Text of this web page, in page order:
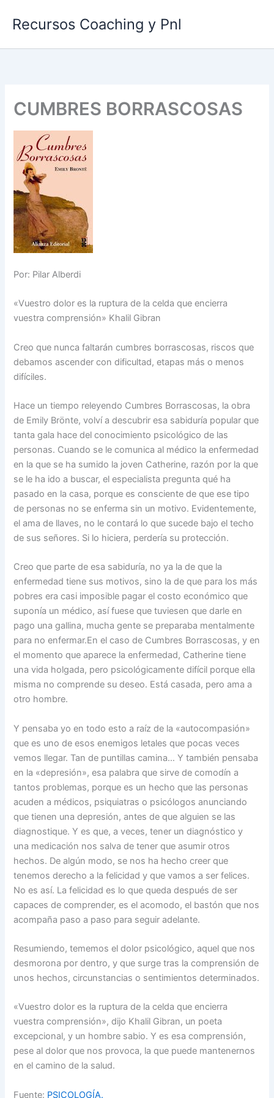
Recursos Coaching y Pnl
CUMBRES BORRASCOSAS
Por: Pilar Alberdi
«Vuestro dolor es la ruptura de la celda que encierra
vuestra comprensión» Khalil Gibran
Creo que nunca faltarán cumbres borrascosas, riscos que
debamos ascender con dificultad, etapas más o menos
difíciles.
Hace un tiempo releyendo Cumbres Borrascosas, la obra
de Emily Brönte, volví a descubrir esa sabiduría popular que
tanta gala hace del conocimiento psicológico de las
personas. Cuando se le comunica al médico la enfermedad
en la que se ha sumido la joven Catherine, razón por la que
se le ha ido a buscar, el especialista pregunta qué ha
pasado en la casa, porque es consciente de que ese tipo
de personas no se enferma sin un motivo. Evidentemente,
el ama de llaves, no le contará lo que sucede bajo el techo
de sus señores. Si lo hiciera, perdería su protección.
Creo que parte de esa sabiduría, no ya la de que la
enfermedad tiene sus motivos, sino la de que para los más
pobres era casi imposible pagar el costo económico que
suponía un médico, así fuese que tuviesen que darle en
pago una gallina, mucha gente se preparaba mentalmente
para no enfermar.En el caso de Cumbres Borrascosas, y en
el momento que aparece la enfermedad, Catherine tiene
una vida holgada, pero psicológicamente difícil porque ella
misma no comprende su deseo. Está casada, pero ama a
otro hombre.
Y pensaba yo en todo esto a raíz de la «autocompasión»
que es uno de esos enemigos letales que pocas veces
vemos llegar. Tan de puntillas camina… Y también pensaba
en la «depresión», esa palabra que sirve de comodín a
tantos problemas, porque es un hecho que las personas
acuden a médicos, psiquiatras o psicólogos anunciando
que tienen una depresión, antes de que alguien se las
diagnostique. Y es que, a veces, tener un diagnóstico y
una medicación nos salva de tener que asumir otros
hechos. De algún modo, se nos ha hecho creer que
tenemos derecho a la felicidad y que vamos a ser felices.
No es así. La felicidad es lo que queda después de ser
capaces de comprender, es el acomodo, el bastón que nos
acompaña paso a paso para seguir adelante.
Resumiendo, tememos el dolor psicológico, aquel que nos
desmorona por dentro, y que surge tras la comprensión de
unos hechos, circunstancias o sentimientos determinados.
«Vuestro dolor es la ruptura de la celda que encierra
vuestra comprensión», dijo Khalil Gibran, un poeta
excepcional, y un hombre sabio. Y es esa comprensión,
pese al dolor que nos provoca, la que puede mantenernos
en el camino de la salud.
Fuente: PSICOLOGÍA.